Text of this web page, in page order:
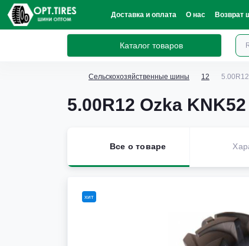
Доставка и оплата О нас Возврат
Каталог товаров
Сельскохозяйственные шины 12
5.00R12 Ozka
Все о товаре
хит